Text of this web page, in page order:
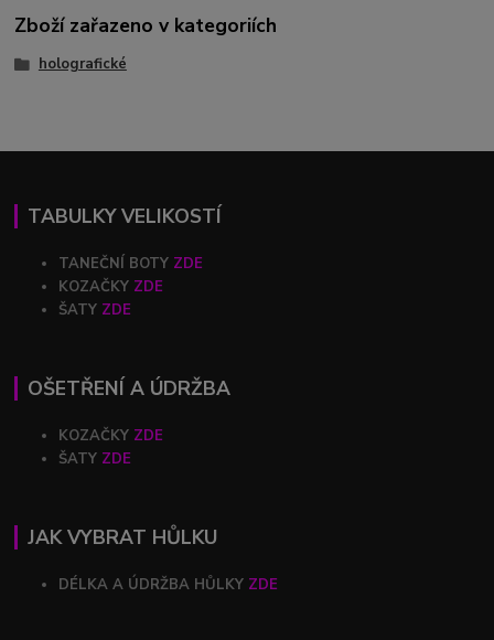
Zboží zařazeno v kategoriích
holografické
TABULKY VELIKOSTÍ
TANEČNÍ BOTY ZDE
KOZAČKY ZDE
ŠATY ZDE
OŠETŘENÍ A ÚDRŽBA
KOZAČKY ZDE
ŠATY ZDE
JAK VYBRAT HŮLKU
DÉLKA A ÚDRŽBA HŮLKY ZDE